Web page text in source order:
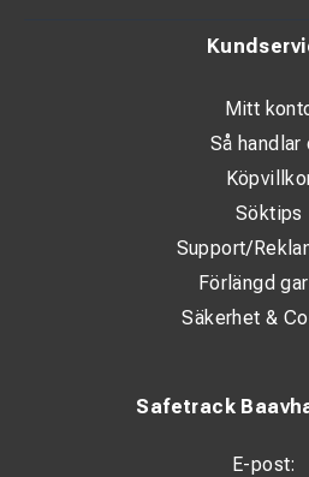
Safetrack
E-post:
Mitt
Så handlar
Söktips
Support/
Förlängd
Säkerhet &